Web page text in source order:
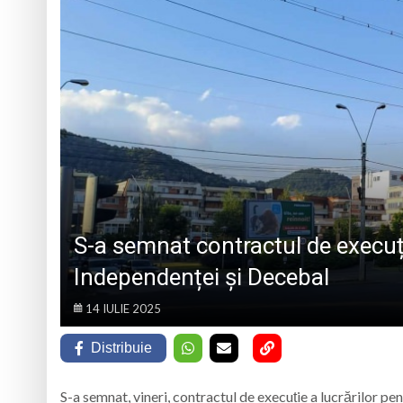
„Iancu de
Muzeul
Psiholog
iar cealaltă merge
Andreea-Mihaela
Atelier de lucru
TRĂITĂ PRIN CÂNTEC
S-a semnat contractul de
Independenței și Decebal
14 IULIE 2025
Distribuie
S-a semnat, vineri, contractul de execuție a lucrărilor